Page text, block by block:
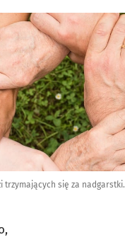
trzymających się za nadgarstki.